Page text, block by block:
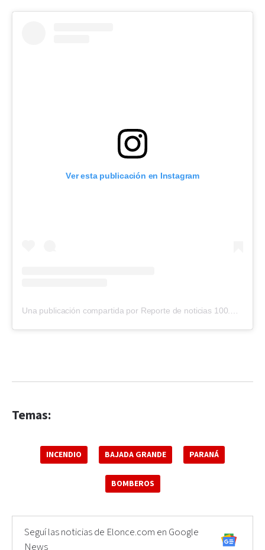
Ver esta publicación en Instagram
Temas:
INCENDIO BAJADA GRANDE PARANÁ
BOMBEROS
Seguí las noticias de Elonce.com en Google
News